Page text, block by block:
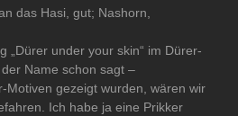
das Hasi, gut; Nashorn,
„Dürer under your skin“ im Dürer-
Name schon sagt –
Motiven gezeigt wurden, wären wir
Ich habe ja eine Prikker